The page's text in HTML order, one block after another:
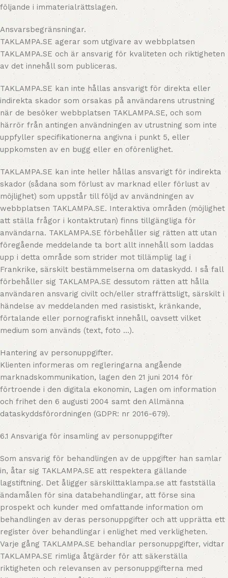
följande i immaterialrättslagen.
Ansvarsbegränsningar.
TAKLAMPA.SE agerar som utgivare av webbplatsen
TAKLAMPA.SE och är ansvarig för kvaliteten och riktigheten
av det innehåll som publiceras.
TAKLAMPA.SE kan inte hållas ansvarigt för direkta eller
indirekta skador som orsakas på användarens utrustning
när de besöker webbplatsen TAKLAMPA.SE, och som
härrör från antingen användningen av utrustning som inte
uppfyller specifikationerna angivna i punkt 5, eller
uppkomsten av en bugg eller en oförenlighet.
TAKLAMPA.SE kan inte heller hållas ansvarigt för indirekta
skador (sådana som förlust av marknad eller förlust av
möjlighet) som uppstår till följd av användningen av
webbplatsen TAKLAMPA.SE. Interaktiva områden (möjlighet
att ställa frågor i kontaktrutan) finns tillgängliga för
användarna. TAKLAMPA.SE förbehåller sig rätten att utan
föregående meddelande ta bort allt innehåll som laddas
upp i detta område som strider mot tillämplig lag i
Frankrike, särskilt bestämmelserna om dataskydd. I så fall
förbehåller sig TAKLAMPA.SE dessutom rätten att hålla
användaren ansvarig civilt och/eller straffrättsligt, särskilt i
händelse av meddelanden med rasistiskt, kränkande,
förtalande eller pornografiskt innehåll, oavsett vilket
medium som används (text, foto …).
Hantering av personuppgifter.
Klienten informeras om regleringarna angående
marknadskommunikation, lagen den 21 juni 2014 för
förtroende i den digitala ekonomin, Lagen om information
och frihet den 6 augusti 2004 samt den Allmänna
dataskyddsförordningen (GDPR: nr 2016-679).
6.1 Ansvariga för insamling av personuppgifter
Som ansvarig för behandlingen av de uppgifter han samlar
in, åtar sig TAKLAMPA.SE att respektera gällande
lagstiftning. Det åligger särskilttaklampa.se att fastställa
ändamålen för sina databehandlingar, att förse sina
prospekt och kunder med omfattande information om
behandlingen av deras personuppgifter och att upprätta ett
register över behandlingar i enlighet med verkligheten.
Varje gång TAKLAMPA.SE behandlar personuppgifter, vidtar
TAKLAMPA.SE rimliga åtgärder för att säkerställa
riktigheten och relevansen av personuppgifterna med